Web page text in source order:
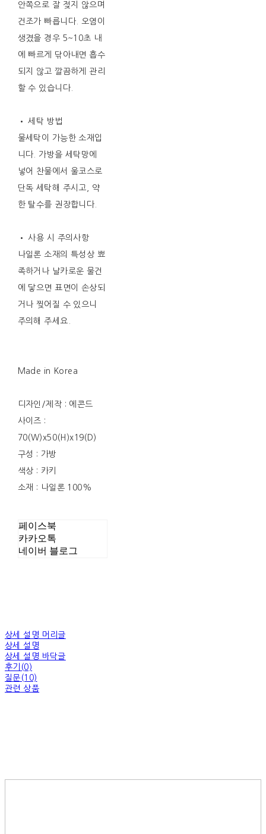
안쪽으로 잘 젖지 않으며
건조가 빠릅니다. 오염이
생겼을 경우 5~10초 내
에 빠르게 닦아내면 흡수
되지 않고 깔끔하게 관리
할 수 있습니다.
• 세탁 방법
물세탁이 가능한 소재입
니다. 가방을 세탁망에
넣어 찬물에서 울코스로
단독 세탁해 주시고, 약
한 탈수를 권장합니다.
• 사용 시 주의사항
나일론 소재의 특성상 뾰
족하거나 날카로운 물건
에 닿으면 표면이 손상되
거나 찢어질 수 있으니
주의해 주세요.
Made in Korea
디자인/제작 : 에콘드
사이즈 :
70(W)x50(H)x19(D)
구성 : 가방
색상 : 카키
소재 : 나일론 100%
페이스북
카카오톡
네이버 블로그
상세 설명 머리글
상세 설명
상세 설명 바닥글
후기(0)
질문(10)
관련 상품